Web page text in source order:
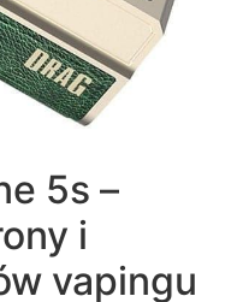
5s –
i
vapingu